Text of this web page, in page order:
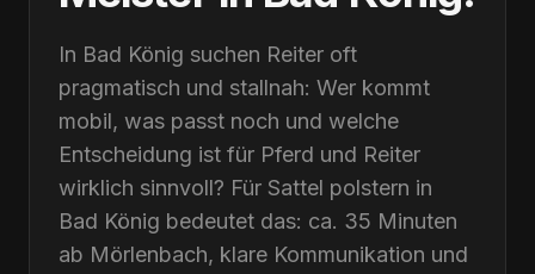
In Bad König suchen Reiter oft
pragmatisch und stallnah: Wer kommt
mobil, was passt noch und welche
Entscheidung ist für Pferd und Reiter
wirklich sinnvoll? Für Sattel polstern in
Bad König bedeutet das: ca. 35 Minuten
ab Mörlenbach, klare Kommunikation und